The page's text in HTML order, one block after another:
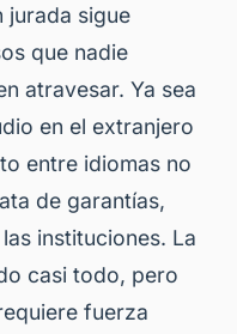
jurada sigue
que nadie
atravesar. Ya sea
en el extranjero
entre idiomas no
de garantías,
instituciones. La
casi todo, pero
fuerza